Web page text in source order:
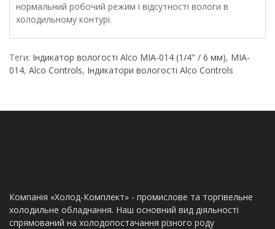
нормальний робочий режим і відсутності вологи в
холодильному контурі.
Теги: Індикатор вологості Alco MIA-014 (1/4" / 6 мм), MIA-
014, Alco Controls, Індикатори вологості Alco Controls
Компанія «Холод-Комплект» - промислове та торгівельне
холодильне обладнання. Наш основний вид діяльності
спрямований на холодопостачання різного роду